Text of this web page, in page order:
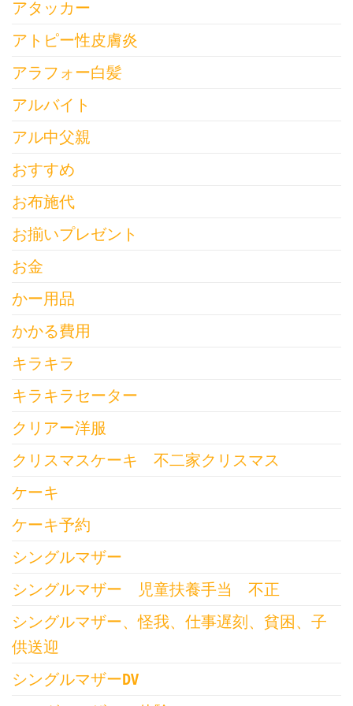
アタッカー
アトピー性皮膚炎
アラフォー白髪
アルバイト
アル中父親
おすすめ
お布施代
お揃いプレゼント
お金
かー用品
かかる費用
キラキラ
キラキラセーター
クリアー洋服
クリスマスケーキ 不二家クリスマス
ケーキ
ケーキ予約
シングルマザー
シングルマザー 児童扶養手当 不正
シングルマザー、怪我、仕事遅刻、貧困、子
供送迎
シングルマザーDV